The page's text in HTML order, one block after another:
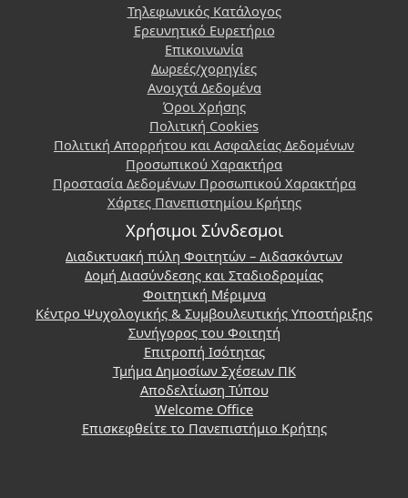
Τηλεφωνικός Κατάλογος
Ερευνητικό Ευρετήριο
Επικοινωνία
Δωρεές/χορηγίες
Ανοιχτά Δεδομένα
Όροι Χρήσης
Πολιτική Cookies
Πολιτική Απορρήτου και Ασφαλείας Δεδομένων
Προσωπικού Χαρακτήρα
Προστασία Δεδομένων Προσωπικού Χαρακτήρα
Χάρτες Πανεπιστημίου Κρήτης
Χρήσιμοι Σύνδεσμοι
Διαδικτυακή πύλη Φοιτητών – Διδασκόντων
Δομή Διασύνδεσης και Σταδιοδρομίας
Φοιτητική Μέριμνα
Κέντρο Ψυχολογικής & Συμβουλευτικής Υποστήριξης
Συνήγορος του Φοιτητή
Επιτροπή Ισότητας
Τμήμα Δημοσίων Σχέσεων ΠΚ
Αποδελτίωση Τύπου
Welcome Office
Επισκεφθείτε το Πανεπιστήμιο Κρήτης